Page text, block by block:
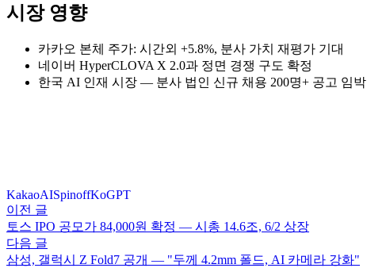
시장 영향
카카오 본체 주가: 시간외 +5.8%, 분사 가치 재평가 기대
네이버 HyperCLOVA X 2.0과 정면 경쟁 구도 확정
한국 AI 인재 시장 — 분사 법인 신규 채용 200명+ 공고 임박
KakaoAISpinoffKoGPT
이전 글
토스 IPO 공모가 84,000원 확정 — 시총 14.6조, 6/2 상장
다음 글
삼성, 갤럭시 Z Fold7 공개 — "두께 4.2mm 폴드, AI 카메라 강화"